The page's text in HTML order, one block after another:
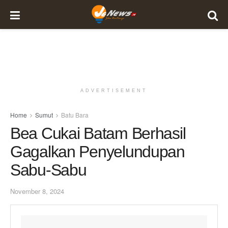
ADVERTISEMENT
Home Sumut Batu Bara
Bea Cukai Batam Berhasil
Gagalkan Penyelundupan
Sabu-Sabu
November 8, 2024